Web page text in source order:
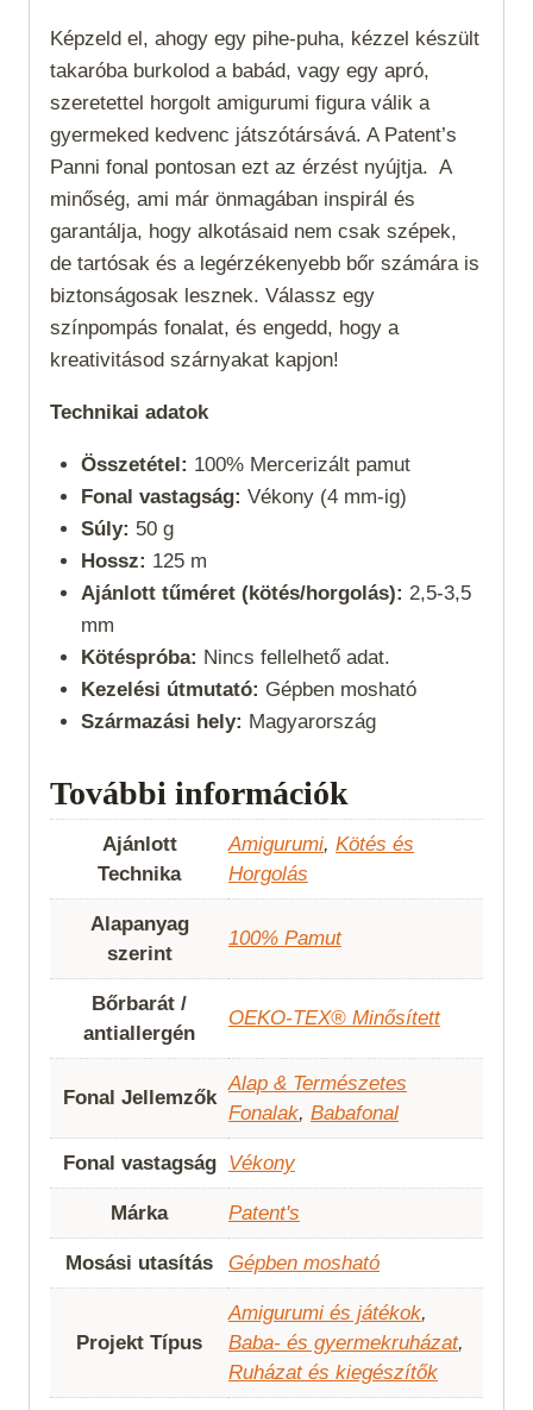
Képzeld el, ahogy egy pihe-puha, kézzel készült
takaróba burkolod a babád, vagy egy apró,
szeretettel horgolt amigurumi figura válik a
gyermeked kedvenc játszótársává. A Patent’s
Panni fonal pontosan ezt az érzést nyújtja. A
minőség, ami már önmagában inspirál és
garantálja, hogy alkotásaid nem csak szépek,
de tartósak és a legérzékenyebb bőr számára is
biztonságosak lesznek. Válassz egy
színpompás fonalat, és engedd, hogy a
kreativitásod szárnyakat kapjon!
Technikai adatok
Összetétel: 100% Mercerizált pamut
Fonal vastagság: Vékony (4 mm-ig)
Súly: 50 g
Hossz: 125 m
Ajánlott tűméret (kötés/horgolás): 2,5-3,5
mm
Kötéspróba: Nincs fellelhető adat.
Kezelési útmutató: Gépben mosható
Származási hely: Magyarország
További információk
Ajánlott
Technika
Amigurumi, Kötés és
Horgolás
Alapanyag
szerint
100% Pamut
Bőrbarát /
antiallergén
OEKO-TEX® Minősített
Fonal Jellemzők
Alap & Természetes
Fonalak, Babafonal
Fonal vastagság Vékony
Márka Patent's
Mosási utasítás Gépben mosható
Projekt Típus
Amigurumi és játékok,
Baba- és gyermekruházat,
Ruházat és kiegészítők